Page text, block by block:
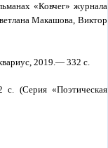
«Ковчег» журнала
Макашова, Виктор
2019.— 332 с.
(Серия «Поэтическая